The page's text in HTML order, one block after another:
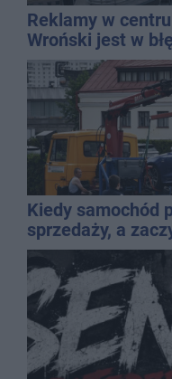
Reklamy w
Wroński jest w
Kiedy samochód
sprzedaży, a
kasacji?